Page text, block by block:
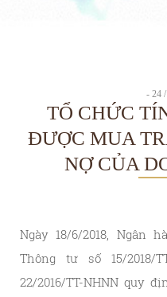
- 24
TỔ CHỨC
ĐƯỢC MUA
NỢ CỦA
Ngày 18/6/2018, Ngân
Thông tư số 15/2018/
22/2016/TT-NHNN quy